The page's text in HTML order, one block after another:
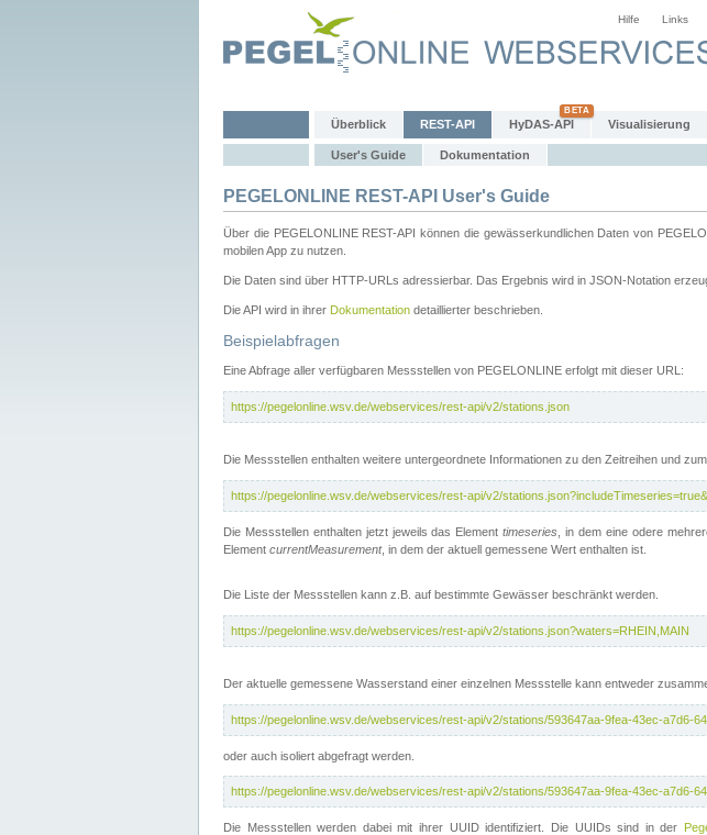
Hilfe Links
Überblick REST-API HyDAS-API Visualisierung
User's Guide Dokumentation
PEGELONLINE REST-API User's Guide
Über die PEGELONLINE REST-API können die gewässerkundlichen Daten von
mobilen App zu nutzen.
Die Daten sind über HTTP-URLs adressierbar. Das Ergebnis wird in JSON-Notation
Die API wird in ihrer Dokumentation detaillierter beschrieben.
Beispielabfragen
Eine Abfrage aller verfügbaren Messstellen von PEGELONLINE erfolgt mit dieser URL:
https://pegelonline.wsv.de/webservices/rest-api/v2/stations.json
Die Messstellen enthalten weitere untergeordnete Informationen zu den Zeitreihen und
https://pegelonline.wsv.de/webservices/rest-api/v2/
Die Messstellen enthalten jetzt jeweils das Elementtimeseries , in dem eine odere
Element currentMeasurement, in dem der aktuell gemessene Wert enthalten ist.
Die Liste der Messstellen kann z.B. auf bestimmte Gewässer beschränkt werden.
https://pegelonline.wsv.de/webservices/rest-api/v2/stations.json?waters=RHEIN,MAIN
Der aktuelle gemessene Wasserstand einer einzelnen Messstelle kann entweder
https://pegelonline.wsv.de/webservices/rest-api/v2/stations/593647aa-9fea-43ec-a7d6-
oder auch isoliert abgefragt werden.
https://pegelonline.wsv.de/webservices/rest-api/v2/stations/593647aa-9fea-43ec-a7d6-
Die Messstellen werden dabei mit ihrer UUID identifiziert. Die UUIDs sind in der